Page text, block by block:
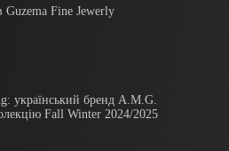
Guzema Fine Jewerly
український бренд A.M.G.
Fall Winter 2024/2025